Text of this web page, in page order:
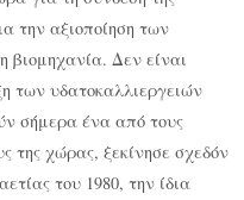
την αξιοποίηση των
βιομηχανία. Δεν είναι
των υδατοκαλλιεργειών
σήμερα ένα από τους
της χώρας, ξεκίνησε σχεδόν
του 1980, την ίδια